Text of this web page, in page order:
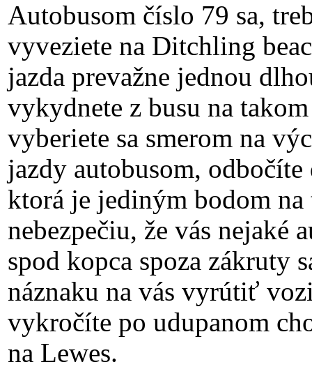
Autobusom číslo 79 sa,
vyveziete na Ditchling
jazda prevažne jednou
vykydnete z busu na
vyberiete sa smerom na
jazdy autobusom, odbočíte
ktorá je jediným bodom na
nebezpečiu, že vás nejaké
spod kopca spoza zákruty
náznaku na vás vyrútiť
vykročíte po udupanom
na Lewes.